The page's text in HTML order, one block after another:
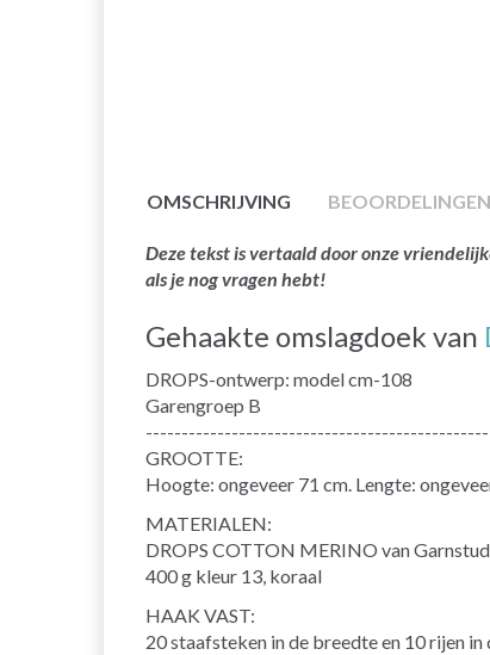
OMSCHRIJVING
Deze tekst is vertaald door onze
als je nog vragen hebt!
Gehaakte omslagdoek van
DROPS-ontwerp: model cm-108
Garengroep B
GROOTTE:
Hoogte: ongeveer 71 cm. Lengte:
MATERIALEN:
DROPS COTTON MERINO van
400 g kleur 13, koraal
HAAK VAST:
20 staafsteken in de breedte en 10 rijen in